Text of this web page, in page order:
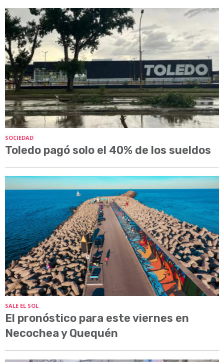
SOCIEDAD
Toledo pagó solo el 40% de los sueldos
SALE EL SOL
El pronóstico para este viernes en
Necochea y Quequén